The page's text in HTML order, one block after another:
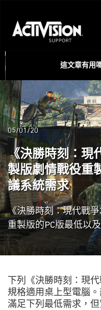
這文章有用
05/01/20
《決勝時刻：現
製版劇情戰役重
議系統需求
《決勝時刻：現代戰
重製版的PC版最低以
下列《決勝時刻：現
規格適用桌上型電腦
滿足下列最低需求，